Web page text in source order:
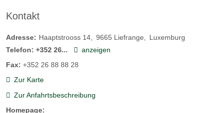
Kontakt
Adresse: Haaptstrooss 14 9665 Liefrange
Luxemburg
Telefon: +352 26...
anzeigen
Fax: +352 26 88 88 28
Zur Karte
Zur Anfahrtsbeschreibung
Homepage: